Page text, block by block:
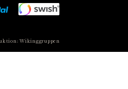
Wikinggruppen